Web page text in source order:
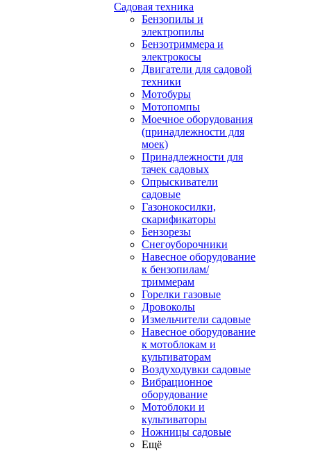
Садовая техника
Бензопилы и
электропилы
Бензотриммера и
электрокосы
Двигатели для садовой
техники
Мотобуры
Мотопомпы
Моечное оборудования
(принадлежности для
моек)
Принадлежности для
тачек садовых
Опрыскиватели
садовые
Газонокосилки,
скарификаторы
Бензорезы
Снегоуборочники
Навесное оборудование
к бензопилам/
триммерам
Горелки газовые
Дровоколы
Измельчители садовые
Навесное оборудование
к мотоблокам и
культиваторам
Воздуходувки садовые
Вибрационное
оборудование
Мотоблоки и
культиваторы
Ножницы садовые
Ещё